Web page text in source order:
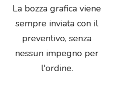
La bozza grafica viene
sempre inviata con il
preventivo, senza
nessun impegno per
l'ordine.